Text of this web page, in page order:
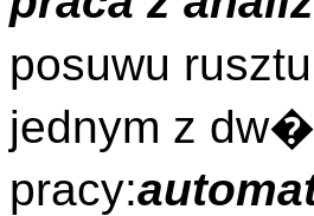
posuwu
jednym z
pracy: